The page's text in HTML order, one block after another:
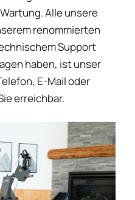
Alle unsere
renommierten
Support
haben, ist unser
E-Mail oder
erreichbar.